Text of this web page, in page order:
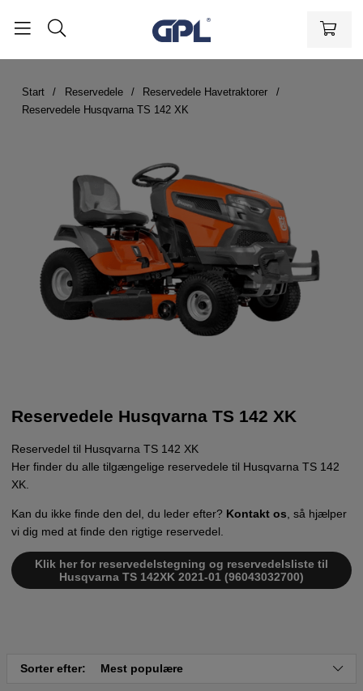
Start Reservedele
Reservedele Havetraktorer
Reservedele Husqvarna TS 142 XK
Reservedele Husqvarna TS 142 XK
Reservedel til Husqvarna TS 142 XK
Her finder du alle tilgængelige reservedele til Husqvarna TS 142
XK.
Kan du ikke finde den del, du leder efter? Kontakt os , så hjælper
vi dig med at finde den rigtige reservedel.
Klik her for reservedelstegning og reservedelsliste til
Husqvarna TS 142XK 2021-01 (96043032700)
Sorter efter: Mest populære